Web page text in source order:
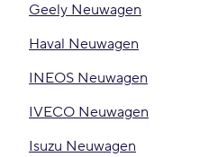
Geely Neuwagen
Haval Neuwagen
INEOS Neuwagen
IVECO Neuwagen
Isuzu Neuwagen